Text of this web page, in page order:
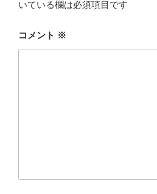
いている欄は必須項目です
コメント ※